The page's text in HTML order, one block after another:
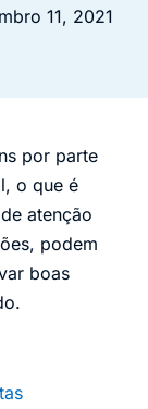
11, 2021
por parte
o que é
atenção
podem
boas